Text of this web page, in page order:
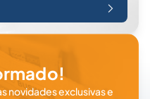
novidades exclusivas e